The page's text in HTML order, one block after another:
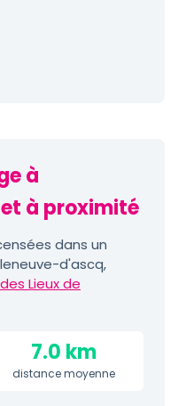
à
à proximité
dans un
d'ascq,
Lieux de
7.0 km
distance moyenne